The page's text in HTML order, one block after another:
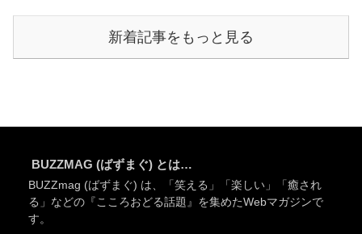
新着記事をもっと見る
BUZZMAG (ばずまぐ) とは…
BUZZmag (ばずまぐ) は、「笑える」「楽しい」「癒され
る」などの『こころおどる話題』を集めたWebマガジンで
す。